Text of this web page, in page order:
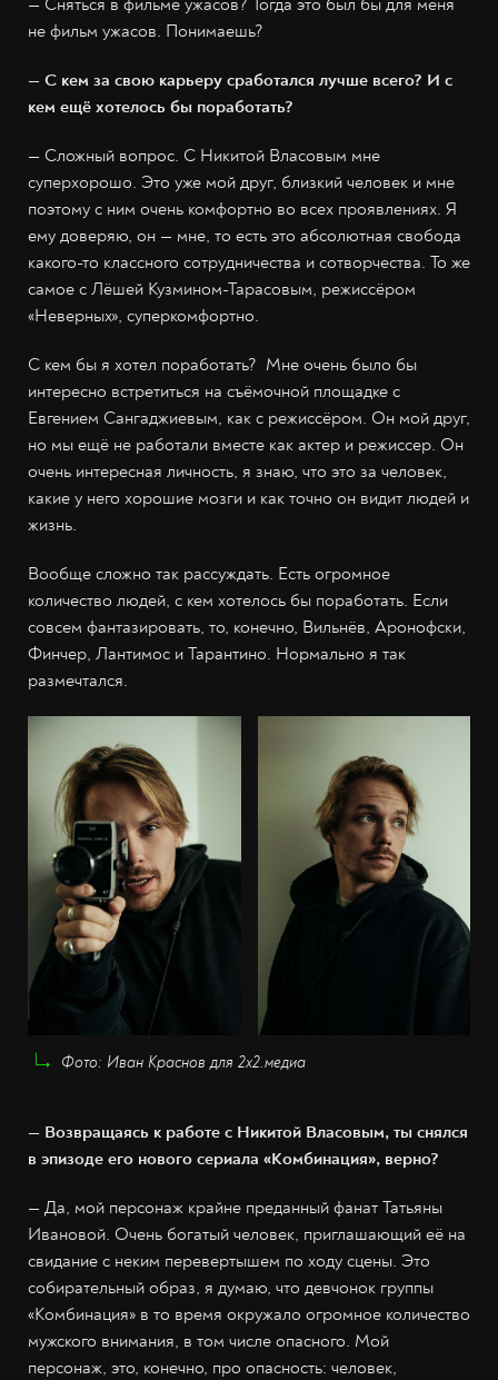
не фильм ужасов. Понимаешь?
— С кем за свою карьеру сработался лучше всего? И с
кем ещё хотелось бы поработать?
— Сложный вопрос. С Никитой Власовым мне
суперхорошо. Это уже мой друг, близкий человек и мне
поэтому с ним очень комфортно во всех проявлениях. Я
ему доверяю, он — мне, то есть это абсолютная свобода
какого-то классного сотрудничества и сотворчества. То же
самое с Лёшей Кузмином-Тарасовым, режиссёром
«Неверных», суперкомфортно.
С кем бы я хотел поработать? Мне очень было бы
интересно встретиться на съёмочной площадке с
Евгением Сангаджиевым, как с режиссёром. Он мой друг,
но мы ещё не работали вместе как актер и режиссер. Он
очень интересная личность, я знаю, что это за человек,
какие у него хорошие мозги и как точно он видит людей и
жизнь.
Вообще сложно так рассуждать. Есть огромное
количество людей, с кем хотелось бы поработать. Если
совсем фантазировать, то, конечно, Вильнёв, Аронофски,
Финчер, Лантимос и Тарантино. Нормально я так
размечтался.
Фото: Иван Краснов для 2х2.медиа
— Возвращаясь к работе с Никитой Власовым, ты снялся
в эпизоде его нового сериала «Комбинация», верно?
— Да, мой персонаж крайне преданный фанат Татьяны
Ивановой. Очень богатый человек, приглашающий её на
свидание с неким перевертышем по ходу сцены. Это
собирательный образ, я думаю, что девчонок группы
«Комбинация» в то время окружало огромное количество
мужского внимания, в том числе опасного. Мой
персонаж, это, конечно, про опасность: человек,